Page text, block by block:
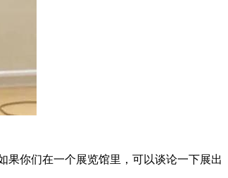
果你们在一个展览馆里，可以谈论一下展出